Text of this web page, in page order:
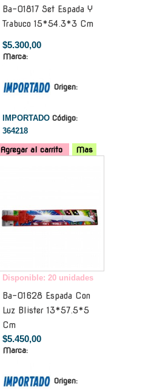
Ba-01817 Set Espada Y
Trabuco 15*54.3*3 Cm
$5.300,00
Marca:
Origen:
IMPORTADO Código:
364218
Agregar al carrito
Mas
Disponible: 20 unidades
Ba-01628 Espada Con
Luz Blister 13*57.5*5
Cm
$5.450,00
Marca:
Origen: